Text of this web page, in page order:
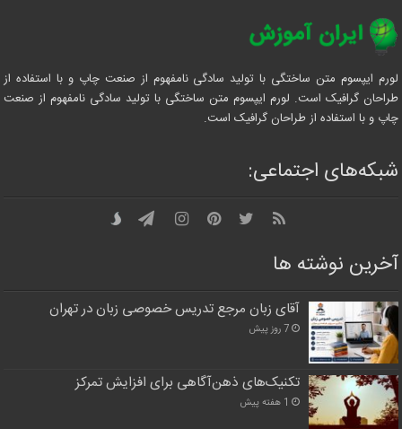
لورم ایپسوم متن ساختگی با تولید سادگی نامفهوم از صنعت چاپ و با استفاده از
طراحان گرافیک است. لورم ایپسوم متن ساختگی با تولید سادگی نامفهوم از صنعت
چاپ و با استفاده از طراحان گرافیک است.
شبکه‌های اجتماعی:
آخرین نوشته ها
آقای زبان مرجع تدریس خصوصی زبان در تهران
7 روز پیش
تکنیک‌های ذهن‌آگاهی برای افزایش تمرکز
1 هفته پیش